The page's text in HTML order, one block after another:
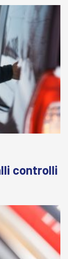
controlli